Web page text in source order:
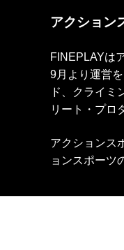
アクション
FINEPLAYは
9月より運営
ド、クライミ
リート・プロ
アクションス
ョンスポーツ